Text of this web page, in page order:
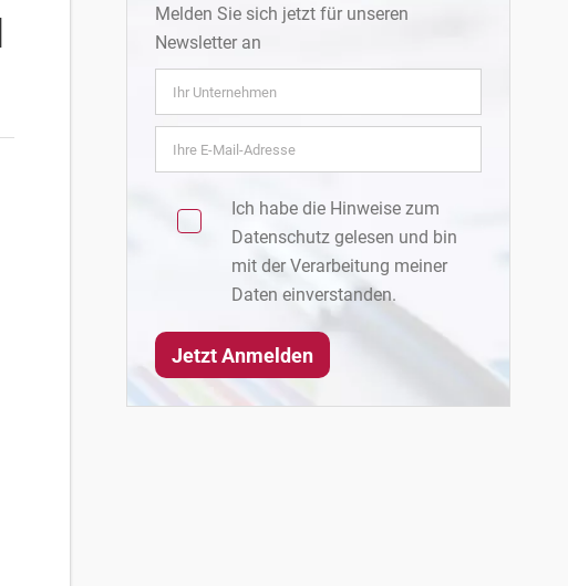
Melden Sie sich jetzt für unseren
Newsletter an
Ich habe die Hinweise zum
Datenschutzgelesen und bin
mit der Verarbeitung meiner
Daten einverstanden.